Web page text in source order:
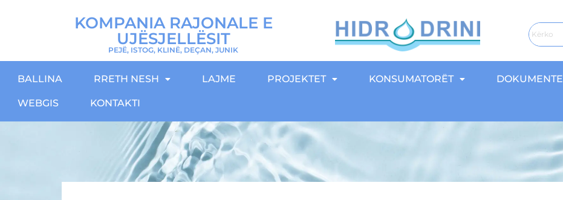
KOMPANIA RAJONALE E
UJËSJELLËSIT
PEJË, ISTOG, KLINË, DEÇAN, JUNIK
BALLINA RRETH NESH LAJME PROJEKTET KONSUMATORËT DOKUMENTE
WEBGIS KONTAKTI